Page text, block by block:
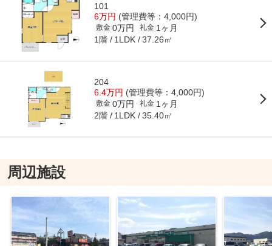
101
6万円 (管理費等：4,000円)
敷金 0万円 礼金 1ヶ月
1階 1LDK 37.26㎡
204
6.4万円 (管理費等：4,000円)
敷金 0万円 礼金 1ヶ月
2階 1LDK 35.40㎡
周辺施設